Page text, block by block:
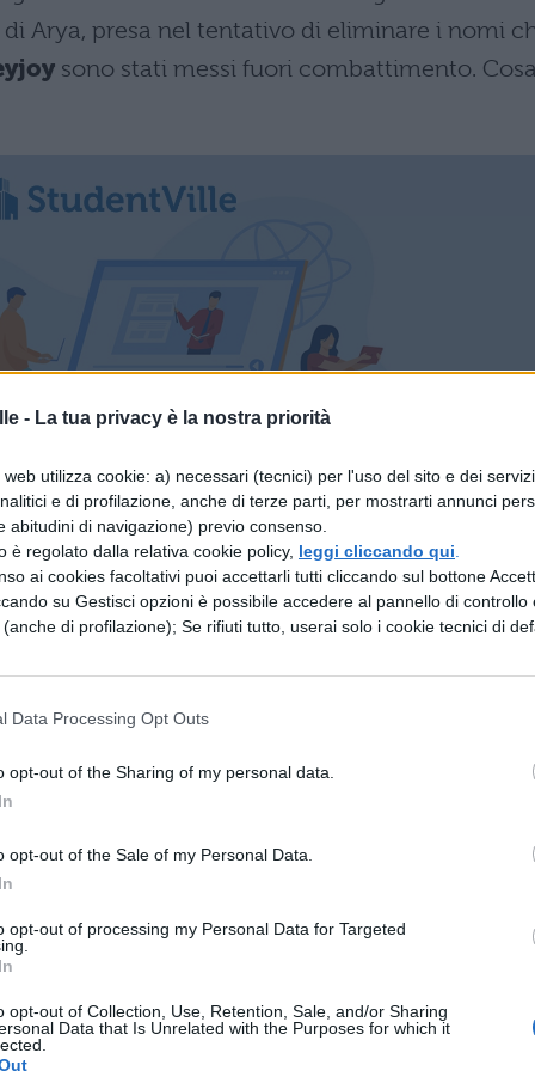
- La tua privacy è la nostra priorità
utilizza cookie: a) necessari (tecnici) per l'uso del sito e dei
e di profilazione, anche di terze parti, per mostrarti annunci
abitudini di navigazione) previo consenso.
è regolato dalla relativa cookie policy, leggi cliccando qui
ai cookies facoltativi puoi accettarli tutti cliccando sul bottone
su Gestisci opzioni è possibile accedere al pannello di controllo
di profilazione); Se rifiuti tutto, userai solo i cookie tecnici di
Data Processing Opt Outs
opt-out of the Sharing of my personal data.
opt-out of the Sale of my Personal Data.
opt-out of processing my Personal Data for Targeted
opt-out of Collection, Use, Retention, Sale, and/or Sharing
Data that Is Unrelated with the Purposes for which it
Arya, presa nel tentativo di eliminare i nomi
sono stati messi fuori combattimento.
7×03, Queen’s
aver attaccato e distrutto la flotta dei nipoti
e aver catturato la terza torna adApprodo
Lannister. Secondo quanto riportato nella
nuovamente di unirsi in matrimonio,
di Ferro. La guerra sbarca quindi sul
Granito. Cosa succederà? Gli equilibri
tra
la sinossi ufficiale, inoltre, questo sarà
si trova riunita a Grande Inverno